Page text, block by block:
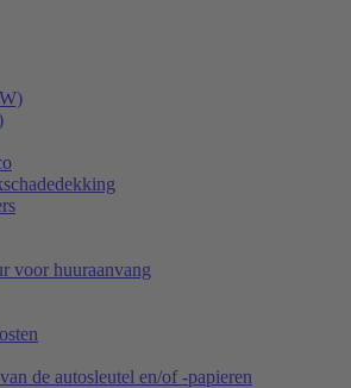
voor huuraanvang
de autosleutel en/of -papieren